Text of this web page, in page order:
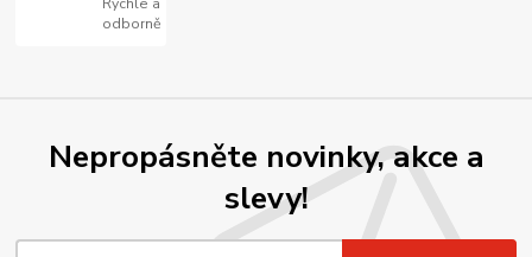
odborně
Nepropásněte novinky, akce a
slevy!